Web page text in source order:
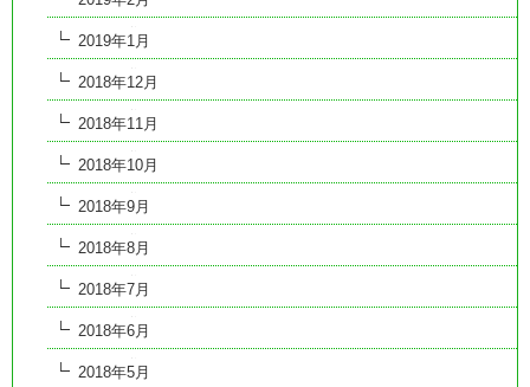
2019年1月
2018年12月
2018年11月
2018年10月
2018年9月
2018年8月
2018年7月
2018年6月
2018年5月